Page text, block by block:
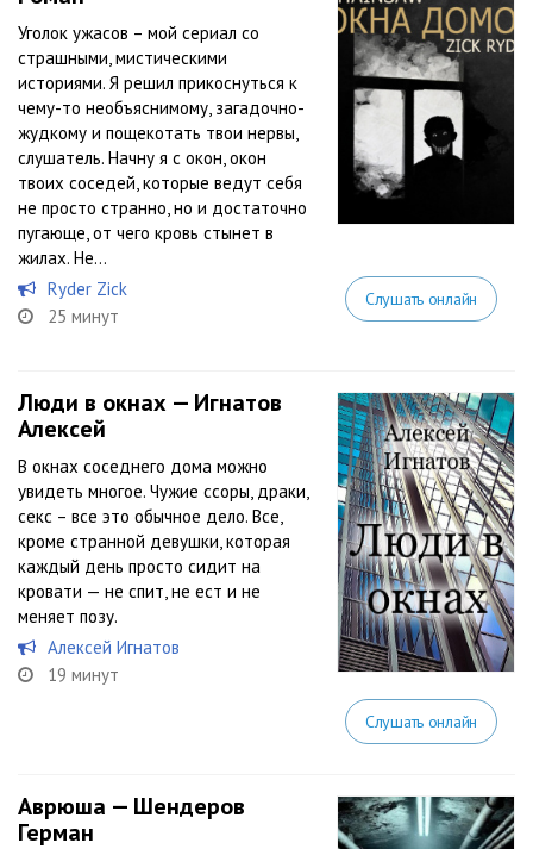
Уголок ужасов – мой сериал со
страшными, мистическими
историями. Я решил прикоснуться к
чему-то необъяснимому, загадочно-
жудкому и пощекотать твои нервы,
слушатель. Начну я с окон, окон
твоих соседей, которые ведут себя
не просто странно, но и достаточно
пугающе, от чего кровь стынет в
жилах. Не...
Ryder Zick
25 минут
Слушать онлайн
Люди в окнах — Игнатов
Алексей
В окнах соседнего дома можно
увидеть многое. Чужие ссоры, драки,
секс – все это обычное дело. Все,
кроме странной девушки, которая
каждый день просто сидит на
кровати — не спит, не ест и не
меняет позу.
Алексей Игнатов
19 минут
Слушать онлайн
Аврюша — Шендеров
Герман